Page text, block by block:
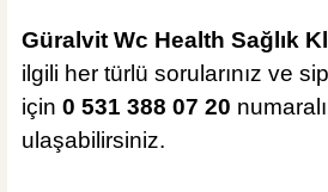
Güralvit Wc Health Sağlık
ilgili her türlü sorularınız ve
için 0 531 388 07 20
ulaşabilirsiniz.